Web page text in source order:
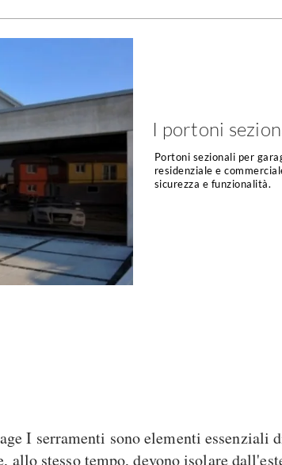
I portoni
Portoni sezionali per
residenziale e
sicurezza e funzionalità.
I serramenti sono elementi
stesso tempo, devono isolare